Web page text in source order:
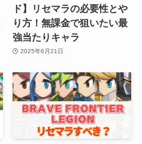
ド】リセマラの必要性とや
り方！無課金で狙いたい最
強当たりキャラ
2025年6月21日